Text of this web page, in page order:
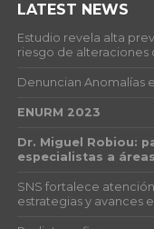
LATEST NEWS
Estudio revela alta
riesgo de alteraciones
Denuncian Anomalías
ENURM 2023
Dr. Miguel Robiou:
especialistas a
SNS fortalece
estrategias y avances